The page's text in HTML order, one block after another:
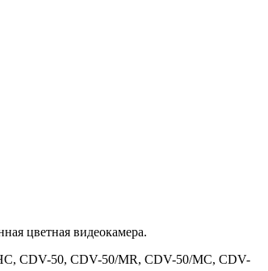
цветная видеокамера.
CDV-50, CDV-50/MR, CDV-50/MC, CDV-